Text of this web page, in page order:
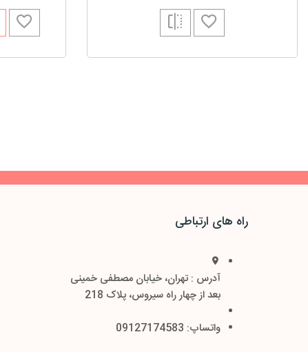
راه های ارتباطی
آدرس : تهران، خیابان مصطفی خمینی
بعد از چهار راه سیروس، پلاک 218
واتساپ: 09127174583